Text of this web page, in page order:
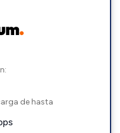
de hasta